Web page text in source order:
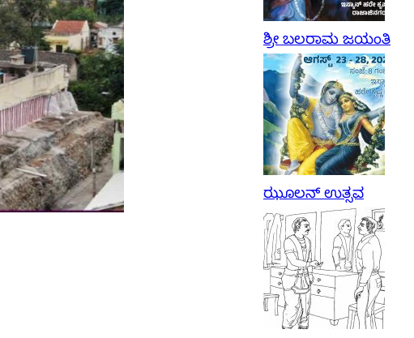
ಶ್ರೀ ಬಲರಾಮ ಜಯಂತಿ
ಝೂಲನ್‌ ಉತ್ಸವ